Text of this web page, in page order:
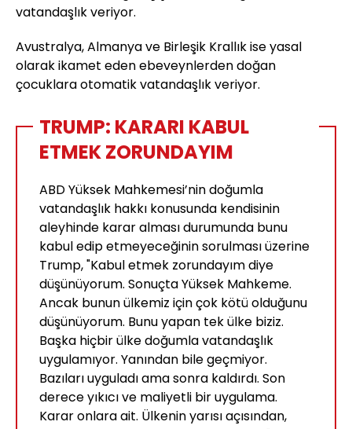
vatandaşlık veriyor.
Avustralya, Almanya ve Birleşik Krallık ise yasal
olarak ikamet eden ebeveynlerden doğan
çocuklara otomatik vatandaşlık veriyor.
TRUMP: KARARI KABUL
ETMEK ZORUNDAYIM
ABD Yüksek Mahkemesi’nin doğumla
vatandaşlık hakkı konusunda kendisinin
aleyhinde karar alması durumunda bunu
kabul edip etmeyeceğinin sorulması üzerine
Trump, "Kabul etmek zorundayım diye
düşünüyorum. Sonuçta Yüksek Mahkeme.
Ancak bunun ülkemiz için çok kötü olduğunu
düşünüyorum. Bunu yapan tek ülke biziz.
Başka hiçbir ülke doğumla vatandaşlık
uygulamıyor. Yanından bile geçmiyor.
Bazıları uyguladı ama sonra kaldırdı. Son
derece yıkıcı ve maliyetli bir uygulama.
Karar onlara ait. Ülkenin yarısı açısından,